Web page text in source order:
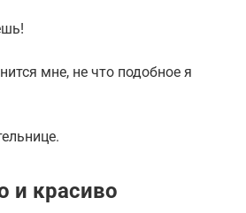
мне, не что подобное я
и красиво